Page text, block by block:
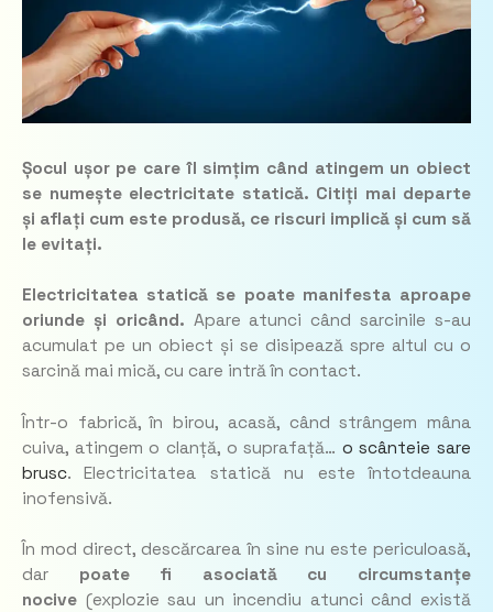
Șocul ușor pe care îl simțim când atingem un obiect
se numește electricitate statică. Citiți mai departe
și aflați cum este produsă, ce riscuri implică și cum să
le evitați.
Electricitatea statică se poate manifesta aproape
oriunde și oricând. Apare atunci când sarcinile s-au
acumulat pe un obiect și se disipează spre altul cu o
sarcină mai mică, cu care intră în contact.
Într-o fabrică, în birou, acasă, când strângem mâna
cuiva, atingem o clanță, o suprafață… o scânteie sare
brusc. Electricitatea statică nu este întotdeauna
inofensivă.
În mod direct, descărcarea în sine nu este periculoasă,
dar poate fi asociată cu circumstanțe
nocive (explozie sau un incendiu atunci când există